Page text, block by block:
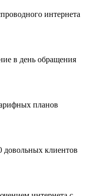
интернета
в день обращения
планов
довольных клиентов